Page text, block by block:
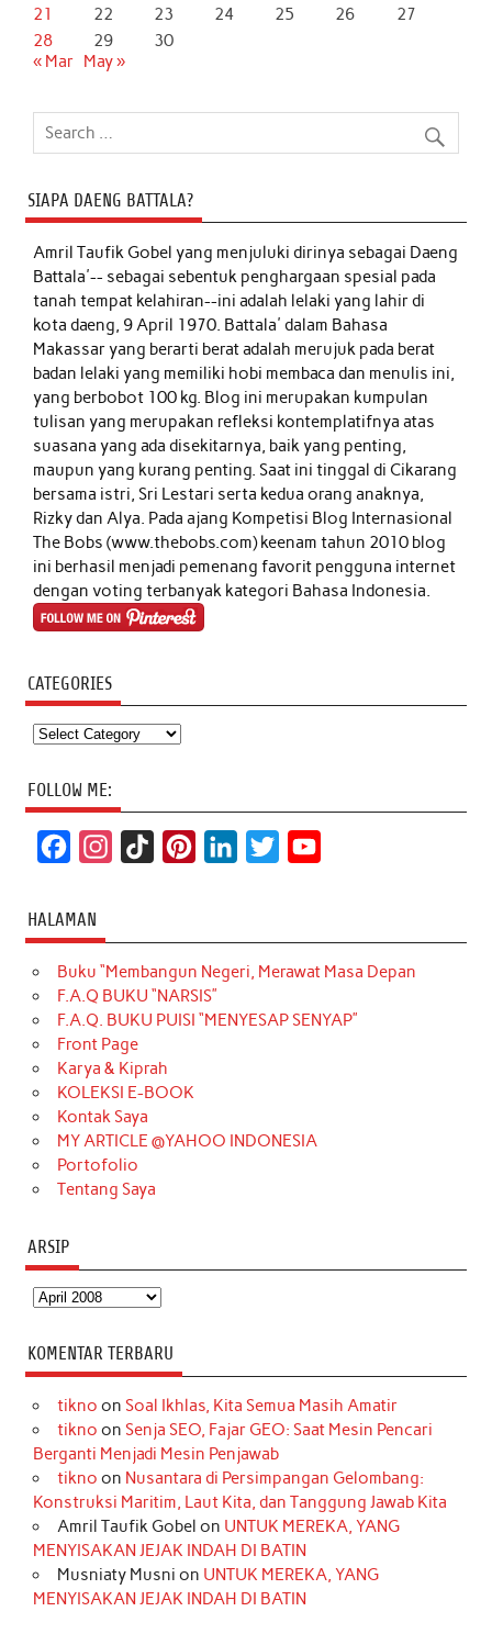
21 22 23 24 25 26
27
28
29
30
« Mar May »
SIAPA DAENG BATTALA?
Amril Taufik Gobelyang menjuluki dirinya sebagai Daeng
Battala'-- sebagai sebentuk penghargaan spesial pada
tanah tempat kelahiran--ini adalah lelaki yang lahir di
kota daeng, 9 April 1970. Battala' dalam Bahasa
Makassar yang berarti berat adalah merujuk pada berat
badan lelaki yang memiliki hobi membaca dan menulis ini,
yang berbobot 100 kg. Blog ini merupakan kumpulan
tulisan yang merupakan refleksi kontemplatifnya atas
suasana yang ada disekitarnya, baik yang penting,
maupun yang kurang penting. Saat ini tinggal di Cikarang
bersama istri, Sri Lestari serta kedua orang anaknya,
Rizky dan Alya. Pada ajang Kompetisi Blog Internasional
The Bobs (www.thebobs.com) keenam tahun 2010 blog
ini berhasil menjadi pemenang favorit pengguna internet
dengan voting terbanyak kategori Bahasa Indonesia.
CATEGORIES
Categories
FOLLOW ME:
c
e
b
o
o
k
t
a
g
r
a
m
T
o
k
t
e
r
k
e
d
t
t
e
T
u
b
HALAMAN
Buku “Membangun Negeri, Merawat Masa Depan
F.A.Q BUKU “NARSIS”
F.A.Q. BUKU PUISI “MENYESAP SENYAP”
Front Page
Karya & Kiprah
KOLEKSI E-BOOK
Kontak Saya
MY ARTICLE @YAHOO INDONESIA
Portofolio
Tentang Saya
ARSIP
Arsip
KOMENTAR TERBARU
tikno on Soal Ikhlas, Kita Semua Masih Amatir
tikno on Senja SEO, Fajar GEO: Saat Mesin Pencari
Berganti Menjadi Mesin Penjawab
tikno on Nusantara di Persimpangan Gelombang:
Konstruksi Maritim, Laut Kita, dan Tanggung Jawab Kita
Amril Taufik Gobel on UNTUK MEREKA, YANG
MENYISAKAN JEJAK INDAH DI BATIN
Musniaty Musni on UNTUK MEREKA, YANG
MENYISAKAN JEJAK INDAH DI BATIN